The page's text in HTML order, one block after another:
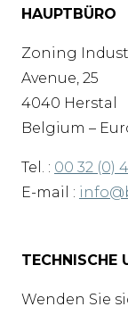
HAUPTBÜRO
Zoning
Avenue, 25
4040 Herstal
Belgium –
Tel. : 00 32 (0)
E-mail :
TECHNISCHE
Wenden Sie